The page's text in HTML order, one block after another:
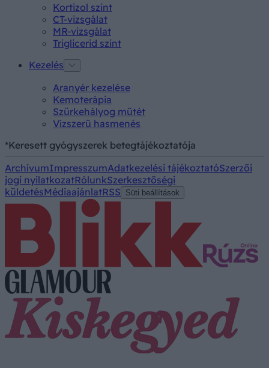
Kortizol szint
CT-vizsgálat
MR-vizsgálat
Triglicerid szint
Kezelés
Aranyér kezelése
Kemoterápia
Szürkehályog műtét
Vízszerű hasmenés
*Keresett gyógyszerek betegtájékoztatója
ArchívumImpresszumAdatkezelési tájékoztatóSzerzői
jogi nyilatkozatRólunkSzerkesztőségi
küldetésMédiaajánlatRSS Süti beállítások